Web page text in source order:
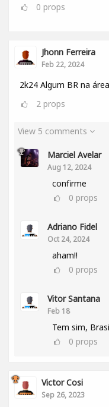
0 props
Jhonn Ferreira
Feb 22, 2024
2k24 Algum BR na
2 props
View 5 comments
Marciel Avelar
Aug 12, 2024
confirme
0 props
Adriano Fidel
Oct 24, 2024
aham!!
0 props
Vitor Santana
Feb 18
Tem sim,
0 props
Victor Cosi
Sep 26, 2023